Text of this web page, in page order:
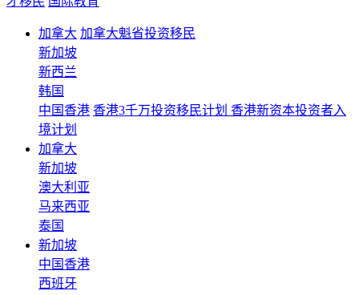
加拿大 加拿大魁省投资移民
新加坡
新西兰
韩国
中国香港 香港3千万投资移民计划 香港新资本投资者入
境计划
加拿大
新加坡
澳大利亚
马来西亚
泰国
新加坡
中国香港
西班牙